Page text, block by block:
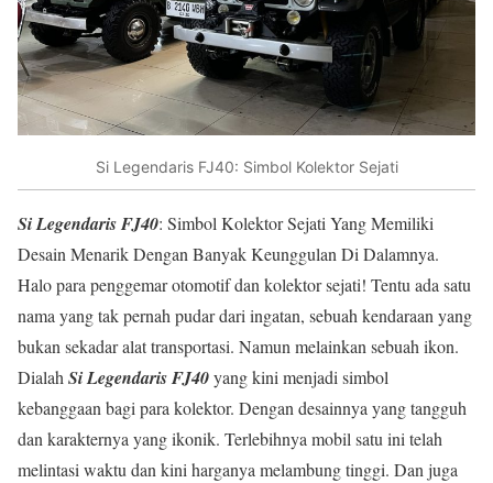
Si Legendaris FJ40: Simbol Kolektor Sejati
Si Legendaris FJ40: Simbol Kolektor Sejati Yang Memiliki
Desain Menarik Dengan Banyak Keunggulan Di Dalamnya.
Halo para penggemar otomotif dan kolektor sejati! Tentu ada satu
nama yang tak pernah pudar dari ingatan, sebuah kendaraan yang
bukan sekadar alat transportasi. Namun melainkan sebuah ikon.
Dialah Si Legendaris FJ40yang kini menjadi simbol
kebanggaan bagi para kolektor. Dengan desainnya yang tangguh
dan karakternya yang ikonik. Terlebihnya mobil satu ini telah
melintasi waktu dan kini harganya melambung tinggi. Dan juga